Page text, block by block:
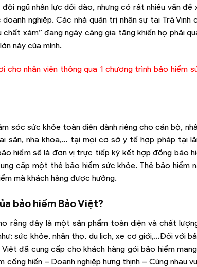
ngũ nhân lực dồi dào, nhưng có rất nhiều vấn đề
nghiệp. Các nhà quản trị nhân sự tại Trà Vinh
xám” đang ngày càng gia tăng khiến họ phải
này của mình.
cho nhân viên thông qua 1 chương trình bảo hiểm
sóc sức khỏe toàn diện dành riêng cho cán bộ,
sản, nha khoa,… tại mọi cơ sở y tế hợp pháp tại
hiểm sẽ là đơn vị trực tiếp ký kết hợp đồng bảo
cấp một thẻ bảo hiểm sức khỏe. Thẻ bảo hiểm
mà khách hàng được hưởng.
bảo hiểm Bảo Việt?
rằng đây là một sản phẩm toàn diện và chất
sức khỏe, nhân thọ, du lịch, xe cơ giới,…Đối với
đã cung cấp cho khách hàng gói bảo hiểm
cống hiến ­– Doanh nghiệp hưng thịnh ­– Cùng nhau